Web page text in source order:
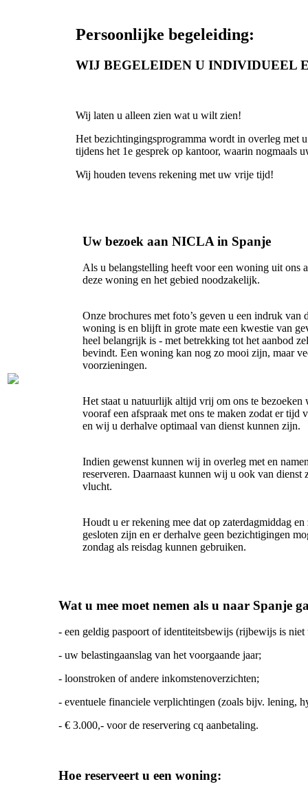
Persoonlijke begeleiding:
WIJ BEGELEIDEN U INDIVIDUEEL
Wij laten u alleen zien wat u wilt zien!
Het bezichtingingsprogramma wordt in overleg met
tijdens het 1e gesprek op kantoor, waarin nogmaals
Wij houden tevens rekening met uw vrije tijd!
Uw bezoek aan NICLA in Spanje
Als u belangstelling heeft voor een woning uit ons
deze woning en het gebied noodzakelijk.
Onze brochures met foto’s geven u een indruk
woning is en blijft in grote mate een kwestie van
heel belangrijk is - met betrekking tot het aanbod
bevindt. Een woning kan nog zo mooi zijn, maar
voorzieningen.
Het staat u natuurlijk altijd vrij om ons te
vooraf een afspraak met ons te maken zodat er
en wij u derhalve optimaal van dienst kunnen zijn.
Indien gewenst kunnen wij in overleg met en
reserveren. Daarnaast kunnen wij u ook van dienst
vlucht.
Houdt u er rekening mee dat op zaterdagmiddag
gesloten zijn en er derhalve geen bezichtigingen
zondag als reisdag kunnen gebruiken.
Wat u mee moet nemen als u naar Spanje
- een geldig paspoort of identiteitsbewijs (rijbewijs is niet
- uw belastingaanslag van het voorgaande jaar;
- loonstroken of andere inkomstenoverzichten;
- eventuele financiele verplichtingen (zoals bijv. lening,
- € 3.000,- voor de reservering cq aanbetaling.
Hoe reserveert u een woning: